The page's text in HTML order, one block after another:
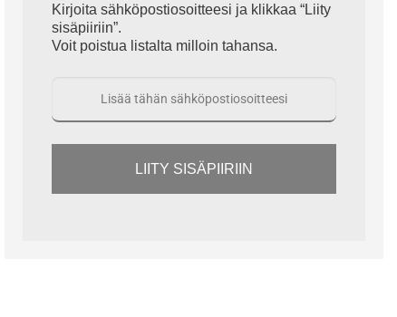
Kirjoita sähköpostiosoitteesi ja klikkaa “Liity
sisäpiiriin”.
Voit poistua listalta milloin tahansa.
LIITY SISÄPIIRIIN